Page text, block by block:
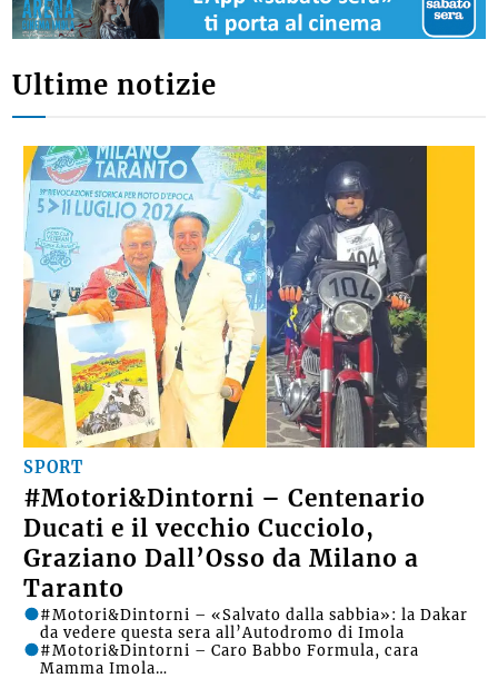
Ultime notizie
SPORT
#Motori&Dintorni – Centenario
Ducati e il vecchio Cucciolo,
Graziano Dall’Osso da Milano a
Taranto
#Motori&Dintorni – «Salvato dalla sabbia»: la Dakar
da vedere questa sera all’Autodromo di Imola
#Motori&Dintorni – Caro Babbo Formula, cara
Mamma Imola…